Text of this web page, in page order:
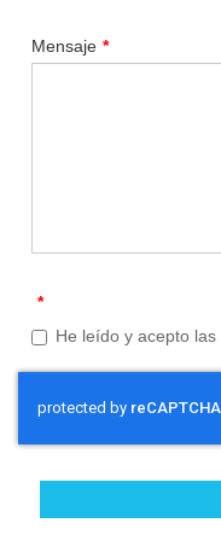
Mensaje *
*
He leído y acepto las